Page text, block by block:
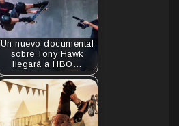
Un nuevo documental
sobre Tony Hawk
llegará a HBO…